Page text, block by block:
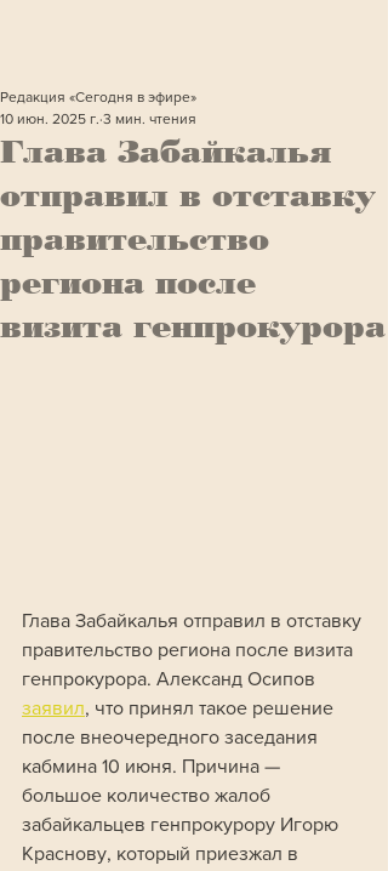
Глава Забайкалья
отправил в отставку
правительство
региона после
визита генпрокурора
Редакция «Сегодня в эфире»
10 июн. 2025 г. 3 мин. чтения
Глава Забайкалья отправил в отставку
правительство региона после визита
генпрокурора. Александ Осипов
заявил, что принял такое решение
после внеочередного заседания
кабмина 10 июня. Причина —
большое количество жалоб
забайкальцев генпрокурору Игорю
Краснову, который приезжал в